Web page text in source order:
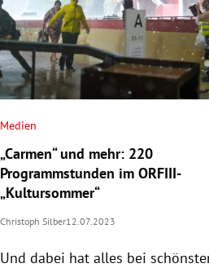
Medien
„Carmen“ und mehr: 220
Programmstunden im ORFIII-
„Kultursommer“
Christoph Silber12.07.2023
Und dabei hat alles bei